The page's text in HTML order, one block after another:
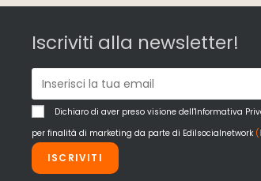
Iscriviti alla newsletter!
Dichiaro di aver preso visione dell'Informativa
per finalità di marketing da parte di Edilsocialnetwork
ISCRIVITI